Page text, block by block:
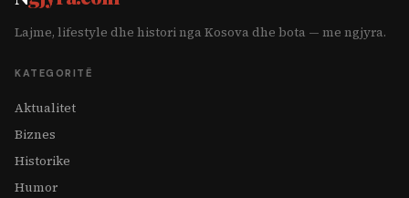
Lajme, lifestyle dhe histori nga Kosova dhe bota — me ngjyra.
KATEGORITË
Aktualitet
Biznes
Historike
Humor